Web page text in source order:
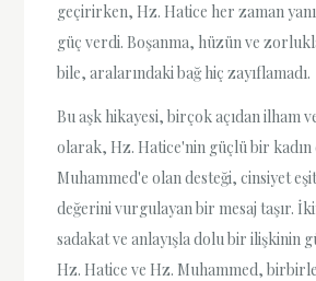
geçirirken, Hz. Hatice her zaman
güç verdi. Boşanma, hüzün ve
bile, aralarındaki bağ hiç zayıflamadı.
Bu aşk hikayesi, birçok açıdan ilham
olarak, Hz. Hatice'nin güçlü bir
Muhammed'e olan desteği, cinsiyet
değerini vurgulayan bir mesaj taşır.
sadakat ve anlayışla dolu bir ilişkinin
Hz. Hatice ve Hz. Muhammed,